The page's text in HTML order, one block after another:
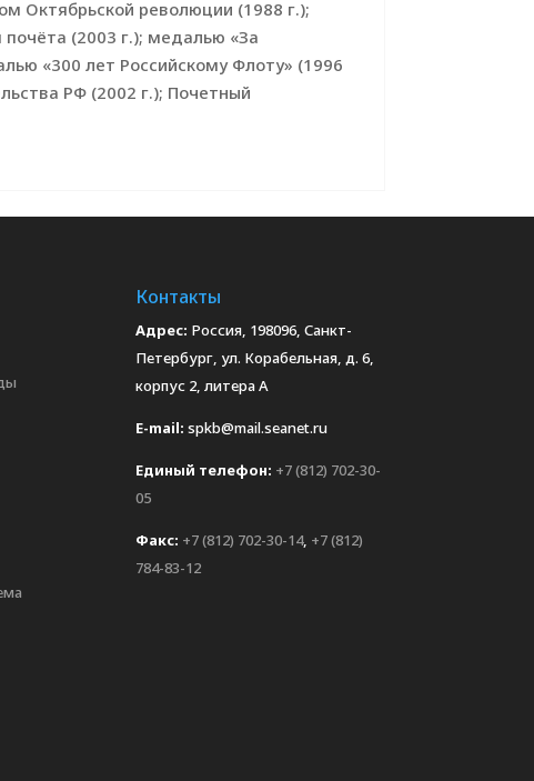
Октябрьской революции (1988 г.);
(2003 г.); медалью «За
«300 лет Российскому Флоту» (1996
РФ (2002 г.); Почетный
Контакты
Адрес: Россия, 198096, Санкт-
Петербург, ул. Корабельная, д. 6,
корпус 2, литера А
E-mail: spkb@mail.seanet.ru
Единый телефон: +7 (812) 702-30-
05
Факс: +7 (812) 702-30-14, +7 (812)
784-83-12